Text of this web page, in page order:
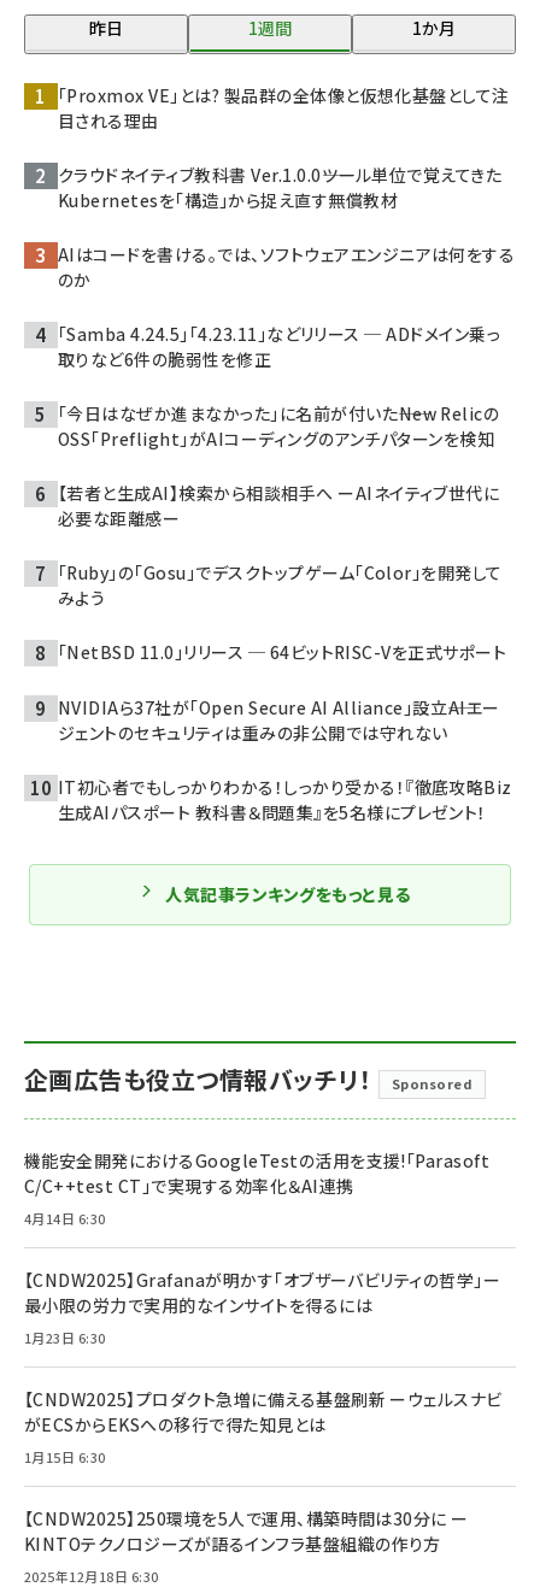
昨日 1週間 1か月
「Proxmox VE」とは? 製品群の全体像と仮想化基盤として注
目される理由
クラウドネイティブ教科書 Ver.1.0.0――ツール単位で覚えてきた
Kubernetesを「構造」から捉え直す無償教材
AIはコードを書ける。では、ソフトウェアエンジニアは何をする
のか
「Samba 4.24.5」「4.23.11」などリリース ─ ADドメイン乗っ
取りなど6件の脆弱性を修正
「今日はなぜか進まなかった」に名前が付いた――New Relicの
OSS「Preflight」がAIコーディングのアンチパターンを検知
【若者と生成AI】検索から相談相手へ ーAIネイティブ世代に
必要な距離感ー
「Ruby」の「Gosu」でデスクトップゲーム「Color」を開発して
みよう
「NetBSD 11.0」リリース ─ 64ビットRISC-Vを正式サポート
NVIDIAら37社が「Open Secure AI Alliance」設立――AIエー
ジェントのセキュリティは重みの非公開では守れない
IT初心者でもしっかりわかる！しっかり受かる！『徹底攻略Biz
生成AIパスポート 教科書＆問題集』を5名様にプレゼント！
人気記事ランキングをもっと見る
企画広告も役立つ情報バッチリ！ Sponsored
機能安全開発におけるGoogleTestの活用を支援!「Parasoft
C/C++test CT」で実現する効率化＆AI連携
4月14日 6:30
【CNDW2025】Grafanaが明かす「オブザーバビリティの哲学」ー
最小限の労力で実用的なインサイトを得るには
1月23日 6:30
【CNDW2025】プロダクト急増に備える基盤刷新 ーウェルスナビ
がECSからEKSへの移行で得た知見とは
1月15日 6:30
【CNDW2025】250環境を5人で運用、構築時間は30分に ー
KINTOテクノロジーズが語るインフラ基盤組織の作り方
2025年12月18日 6:30